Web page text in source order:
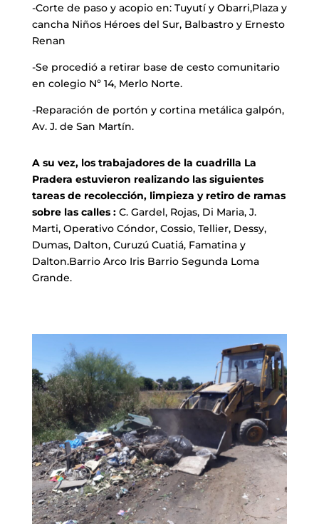
-Corte de paso y acopio en: Tuyutí y Obarri,Plaza y
cancha Niños Héroes del Sur, Balbastro y Ernesto
Renan
-Se procedió a retirar base de cesto comunitario
en colegio Nº 14, Merlo Norte.
-Reparación de portón y cortina metálica galpón,
Av. J. de San Martín.
A su vez, los trabajadores de la cuadrilla La
Pradera estuvieron realizando las siguientes
tareas de recolección, limpieza y retiro de ramas
sobre las calles : C. Gardel, Rojas, Di Maria, J.
Marti, Operativo Cóndor, Cossio, Tellier, Dessy,
Dumas, Dalton, Curuzú Cuatiá, Famatina y
Dalton.Barrio Arco Iris Barrio Segunda Loma
Grande.